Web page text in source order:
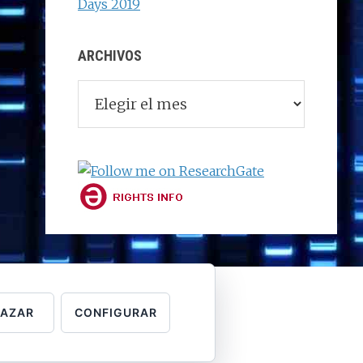
Days 2019
ARCHIVOS
CONFIGURAR